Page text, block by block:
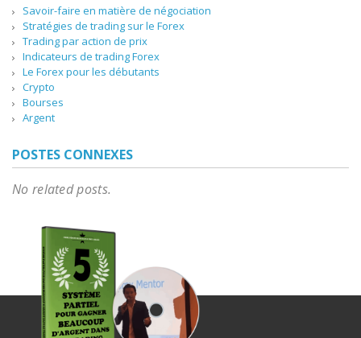
Savoir-faire en matière de négociation
Stratégies de trading sur le Forex
Trading par action de prix
Indicateurs de trading Forex
Le Forex pour les débutants
Crypto
Bourses
Argent
POSTES CONNEXES
No related posts.